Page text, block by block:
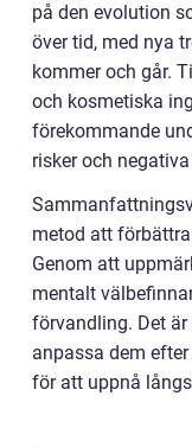
på den evolution
över tid, med nya
kommer och går.
och kosmetiska
förekommande
risker och
metod att
Genom att
mentalt
förvandling. Det
anpassa dem
för att uppnå